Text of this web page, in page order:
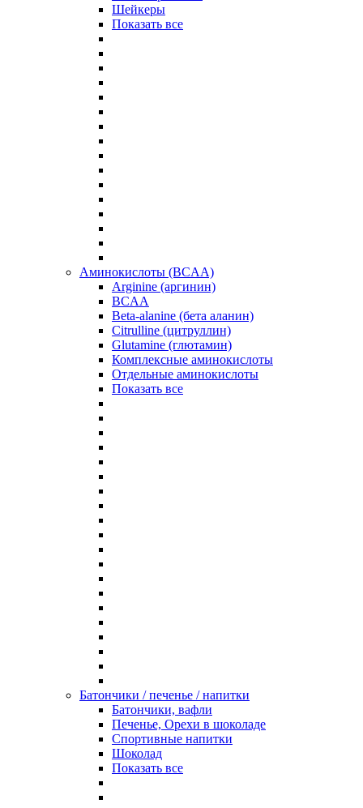
Шейкеры
Показать все
Аминокислоты (BCAA)
Arginine (аргинин)
BCAA
Beta-alanine (бета аланин)
Citrulline (цитруллин)
Glutamine (глютамин)
Комплексные аминокислоты
Отдельные аминокислоты
Показать все
Батончики / печенье / напитки
Батончики, вафли
Печенье, Орехи в шоколаде
Спортивные напитки
Шоколад
Показать все